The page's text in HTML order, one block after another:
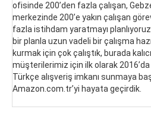
ofisinde 200’den fazla çalışan,
merkezinde 200’e yakın çalışan
fazla istihdam yaratmayı
bir planla uzun vadeli bir çalışma
kurmak için çok çalıştık, burada
müşterilerimiz için ilk olarak
Türkçe alışveriş imkanı sunmaya
Amazon.com.tr’yi hayata geçirdik.